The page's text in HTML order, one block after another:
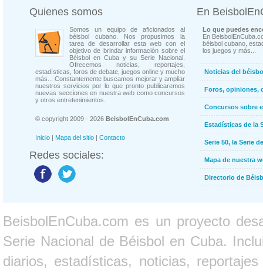
Quienes somos
Somos un equipo de aficionados al
béisbol cubano. Nos propusimos la
tarea de desarrollar esta web con el
objetivo de brindar información sobre el
Béisbol en Cuba y su Serie Nacional.
Ofrecemos noticias, reportajes,
estadísticas, foros de debate, juegos online y mucho
más... Constantemente buscamos mejorar y ampliar
nuestros servicios por lo que pronto publicaremos
nuevas secciones en nuestra web como concursos
y otros entretenimientos.
© copyright 2009 - 2026 BeisbolEnCuba.com
Inicio | Mapa del sitio | Contacto
Redes sociales:
En
Lo que puedes
En
béisbol cubano,
los juegos y más...
Noticias del
Foros, opiniones,
Concursos sobre
Estadísticas de la
Serie 50, la Serie
Mapa de nuestra
Directorio de
BeisbolEnCuba.com es un proyecto
Serie Nacional de Béisbol en Cuba.
diarios, estadísticas, noticias,